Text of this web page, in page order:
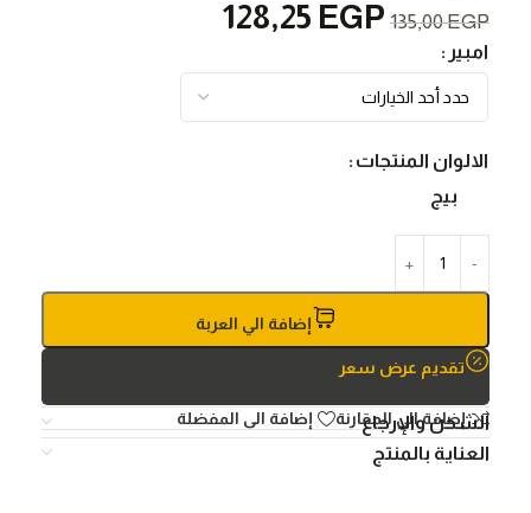
135,00EGP
128,25 EGP
امبير
الالوان المنتجات
بيج
إضافة الي العربة
تقديم عرض سعر
إضافة الي المقارنة إضافة الى المفضلة
الشحن والإرجاع
العناية بالمنتج